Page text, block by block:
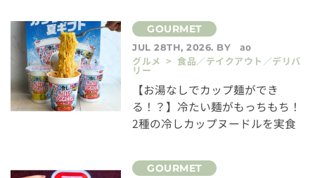
JUL 28TH, 2026. BY
ao
グルメ > 食品／テイクアウト／デリバ
リー
【お湯なしでカップ麺ができ
る！？】冷たい麺がもっちもち！
2種の冷しカップヌードルを実食